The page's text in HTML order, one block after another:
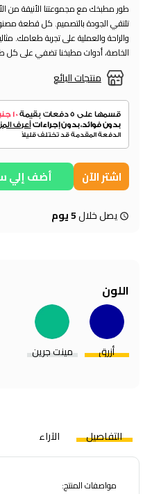
منتجات البائع
طور مطبخك مع مجموعتنا الأنيقة من
تلتقي الجودة بالتصميم. كل قطعة
والراحة والعملية على تجربة طعامك.
الخاصة، أدوات مطبخنا تضفي على كل
اشتر الآن أضف إلي
يصل خلال5 يوم
اللون
أزرق مينت جرين
التفاصيل الآراء
مواصفات المنتج: